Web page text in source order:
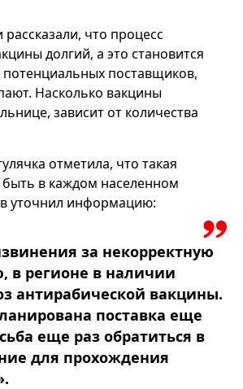
что процесс
долгий, а это становится
поставщиков,
Насколько вакцины
зависит от количества
отметила, что такая
в каждом населенном
уточнил информацию:
за некорректную
в регионе в наличии
антирабической вакцины.
поставка еще
еще раз обратиться в
для прохождения